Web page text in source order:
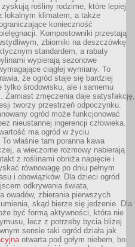
rośliny rodzime, które lepiej
lokalnym klimatem, a także
konieczność
Kompostowniki przestają
zbiorniki na deszczówkę
standardem, a rabaty
wypierają sezonowe
ciągłej wymiany. To
że ogród staje się bardziej
tylko środowisku, ale i samemu
Zamiast zmęczenia daje satysfakcję,
tworzy przestrzeń odpoczynku.
ogród może funkcjonować
nieustannej ingerencji człowieka.
ma ogród w życiu
właśnie tam poranna kawa
a wieczorne rozmowy nabierają
z roślinami obniża napięcie i
równowagę po dniu pełnym
i obowiązków. Dla dzieci ogród
odkrywania świata,
owadów, zbierania pierwszych
skąd bierze się jedzenie. Dla
być formą aktywności, która nie
lecz z potrzeby bycia bliżej
sensie taki ogród działa jak
otwarta pod gołym niebem, bo